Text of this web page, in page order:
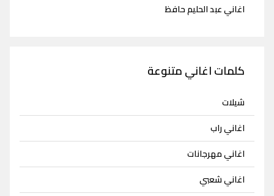
اغاني عبد الحليم حافظ
كلمات اغاني متنوعة
شيلات
اغاني راب
اغاني مهرجانات
اغاني شعبي